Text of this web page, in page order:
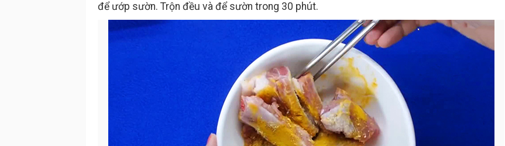
để ướp sườn. Trộn đều và để sườn trong 30 phút.